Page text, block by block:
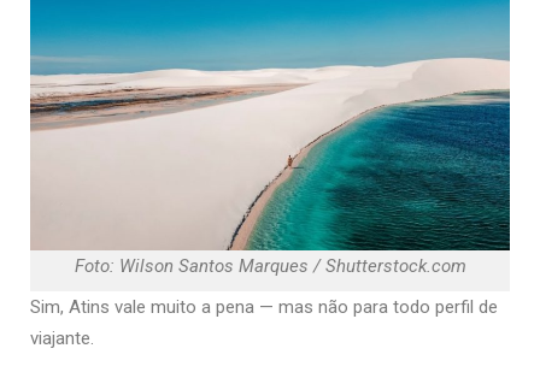
Foto: Wilson Santos Marques / Shutterstock.com
Sim, Atins vale muito a pena — mas não para todo perfil de
viajante.